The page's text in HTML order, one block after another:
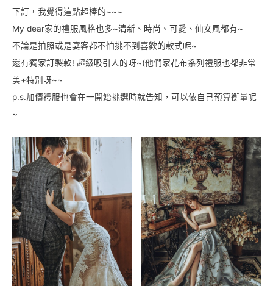
下訂，我覺得這點超棒的~~~
My dear家的禮服風格也多~清新、時尚、可愛、仙女風都有~
不論是拍照或是宴客都不怕挑不到喜歡的款式呢~
還有獨家訂製款! 超級吸引人的呀~(他們家花布系列禮服也都非常
美+特別呀~~
p.s.加價禮服也會在一開始挑選時就告知，可以依自己預算衡量呢
~